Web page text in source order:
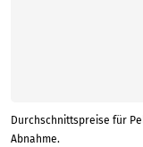
Durchschnittspreise für
Abnahme.